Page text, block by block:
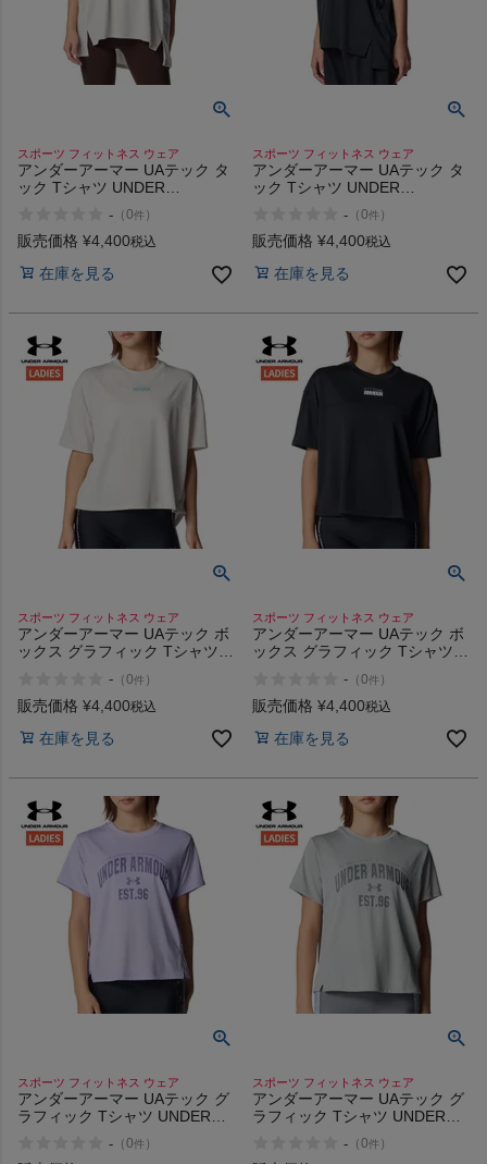
スポーツ フィットネス ウェア
アンダーアーマー UAテック タ
ック Tシャツ UNDER
- （0件 ）
販売価格 ¥4,400税込
在庫を見る
スポーツ フィットネス ウェア
アンダーアーマー UAテック タ
ック Tシャツ UNDER
- （0件 ）
販売価格 ¥4,400税込
在庫を見る
スポーツ フィットネス ウェア
アンダーアーマー UAテック ボ
ックス グラフィック Tシャツ
Graphic T-Shirt- （0件 ）
販売価格 ¥4,400税込
在庫を見る
スポーツ フィットネス ウェア
アンダーアーマー UAテック ボ
ックス グラフィック Tシャツ
Graphic T-Shirt- （0件 ）
販売価格 ¥4,400税込
在庫を見る
スポーツ フィットネス ウェア
アンダーアーマー UAテック グ
ラフィック Tシャツ UNDER
- （0件 ）
スポーツ フィットネス ウェア
アンダーアーマー UAテック グ
ラフィック Tシャツ UNDER
- （0件 ）